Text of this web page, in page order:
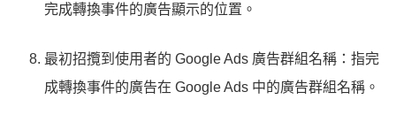
完成轉換事件的廣告顯示的位置。
最初招攬到使用者的 Google Ads 廣告群組名稱：指完
成轉換事件的廣告在 Google Ads 中的廣告群組名稱。